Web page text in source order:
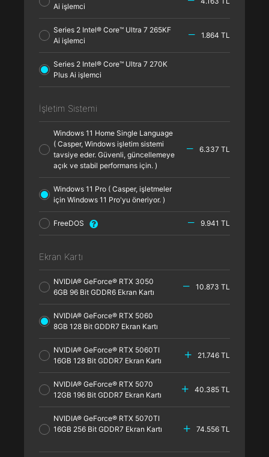
Ai işlemci
Series 2 Intel® Core™ Ultra 7 265KF
Ai işlemci
1.864 TL
Series 2 Intel® Core™ Ultra 7 270K
Plus Ai işlemci
İşletim Sistemi
Windows 11 Home Single Language
( Casper, Windows işletim sistemi
tavsiye eder. Güvenli, güncellemeye
açık ve stabil performans için. )
6.337 TL
Windows 11 Pro ( Casper, işletmeler
için Windows 11 Pro'yu öneriyor. )
FreeDOS 9.941 TL
Ekran Kartı
NVIDIA® GeForce® RTX 3050
6GB 96 Bit GDDR6 Ekran Kartı
10.873 TL
NVIDIA® GeForce® RTX 5060
8GB 128 Bit GDDR7 Ekran Kartı
NVIDIA® GeForce® RTX 5060TI
16GB 128 Bit GDDR7 Ekran Kartı
21.746 TL
NVIDIA® GeForce® RTX 5070
12GB 196 Bit GDDR7 Ekran Kartı
40.385 TL
NVIDIA® GeForce® RTX 5070TI
16GB 256 Bit GDDR7 Ekran Kartı
74.556 TL